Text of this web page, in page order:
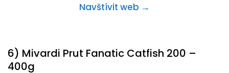
Navštívit web →
6) Mivardi Prut Fanatic Catfish 200 –
400g